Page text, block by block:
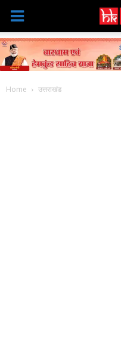
Home उत्तराखंड